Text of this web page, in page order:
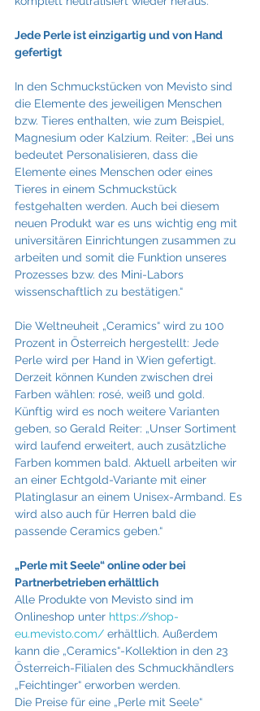
Jede Perle ist einzigartig und von Hand
gefertigt
In den Schmuckstücken von Mevisto sind
die Elemente des jeweiligen Menschen
bzw. Tieres enthalten, wie zum Beispiel,
Magnesium oder Kalzium. Reiter: „Bei uns
bedeutet Personalisieren, dass die
Elemente eines Menschen oder eines
Tieres in einem Schmuckstück
festgehalten werden. Auch bei diesem
neuen Produkt war es uns wichtig eng mit
universitären Einrichtungen zusammen zu
arbeiten und somit die Funktion unseres
Prozesses bzw. des Mini-Labors
wissenschaftlich zu bestätigen.“
Die Weltneuheit „Ceramics“ wird zu 100
Prozent in Österreich hergestellt: Jede
Perle wird per Hand in Wien gefertigt.
Derzeit können Kunden zwischen drei
Farben wählen: rosé, weiß und gold.
Künftig wird es noch weitere Varianten
geben, so Gerald Reiter: „Unser Sortiment
wird laufend erweitert, auch zusätzliche
Farben kommen bald. Aktuell arbeiten wir
an einer Echtgold-Variante mit einer
Platinglasur an einem Unisex-Armband. Es
wird also auch für Herren bald die
passende Ceramics geben.“
„Perle mit Seele“ online oder bei
Partnerbetrieben erhältlich
Alle Produkte von Mevisto sind im
Onlineshop unter https://shop-
eu.mevisto.com/ erhältlich. Außerdem
kann die „Ceramics“-Kollektion in den 23
Österreich-Filialen des Schmuckhändlers
„Feichtinger“ erworben werden.
Die Preise für eine „Perle mit Seele“